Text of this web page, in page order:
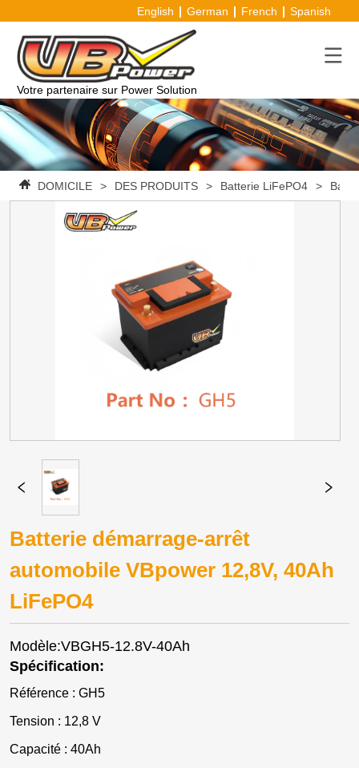
English German French Spanish
Votre partenaire sur Power Solution
DOMICILE > DES PRODUITS > Batterie LiFePO4 >
Batterie démarrage-arrêt
automobile VBpower 12,8V, 40Ah
LiFePO4
Modèle:VBGH5-12.8V-40Ah
Spécification:
Référence : GH5
Tension : 12,8 V
Capacité : 40Ah